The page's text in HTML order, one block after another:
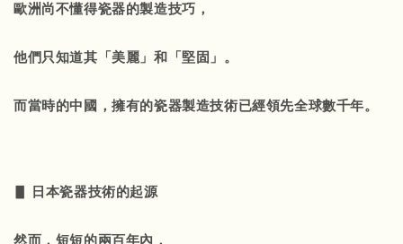
歐洲尚不懂得瓷器的製造技巧，
他們只知道其「美麗」和「堅固」。
而當時的中國，擁有的瓷器製造技術已經領先全球數千年。
▋ 日本瓷器技術的起源
然而，短短的兩百年內，